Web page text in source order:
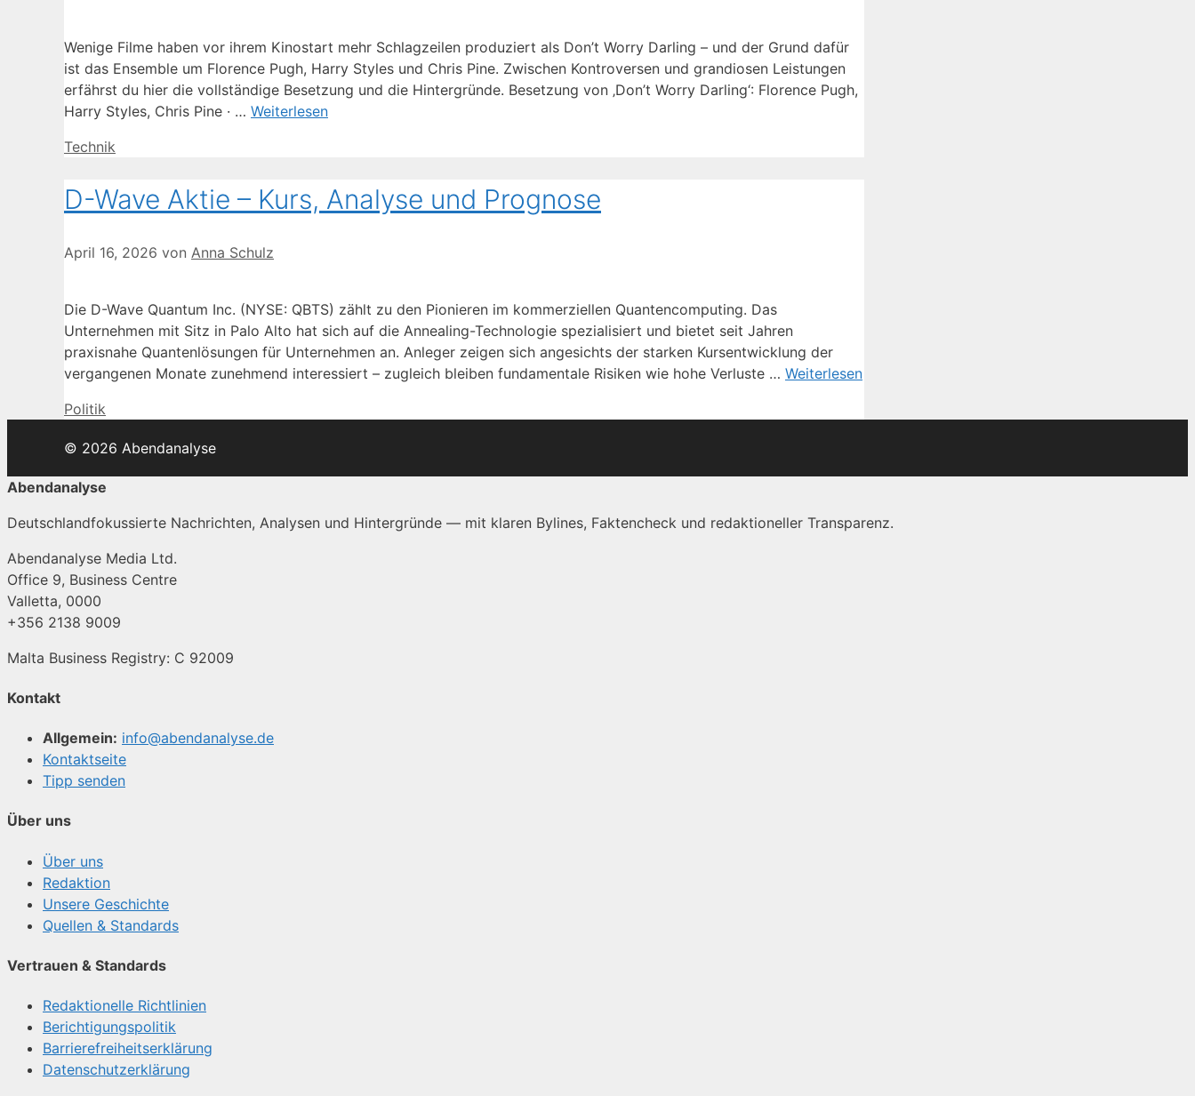
Wenige Filme haben vor ihrem Kinostart mehr Schlagzeilen produziert als Don’t Worry Darling – und der Grund dafür
ist das Ensemble um Florence Pugh, Harry Styles und Chris Pine. Zwischen Kontroversen und grandiosen Leistungen
erfährst du hier die vollständige Besetzung und die Hintergründe. Besetzung von ‚Don’t Worry Darling‘: Florence Pugh,
Harry Styles, Chris Pine · … Weiterlesen
Kategorien
Technik
D-Wave Aktie – Kurs, Analyse und Prognose
April 16, 2026 von Anna Schulz
Die D-Wave Quantum Inc. (NYSE: QBTS) zählt zu den Pionieren im kommerziellen Quantencomputing. Das
Unternehmen mit Sitz in Palo Alto hat sich auf die Annealing-Technologie spezialisiert und bietet seit Jahren
praxisnahe Quantenlösungen für Unternehmen an. Anleger zeigen sich angesichts der starken Kursentwicklung der
vergangenen Monate zunehmend interessiert – zugleich bleiben fundamentale Risiken wie hohe Verluste … Weiterlesen
Kategorien
Politik
© 2026 Abendanalyse
Abendanalyse
Deutschlandfokussierte Nachrichten, Analysen und Hintergründe — mit klaren Bylines, Faktencheck und redaktioneller Transparenz.
Abendanalyse Media Ltd.
Office 9, Business Centre
Valletta, 0000
+356 2138 9009
Malta Business Registry: C 92009
Kontakt
Allgemein: info@abendanalyse.de
Kontaktseite
Tipp senden
Über uns
Über uns
Redaktion
Unsere Geschichte
Quellen & Standards
Vertrauen & Standards
Redaktionelle Richtlinien
Berichtigungspolitik
Barrierefreiheitserklärung
Datenschutzerklärung